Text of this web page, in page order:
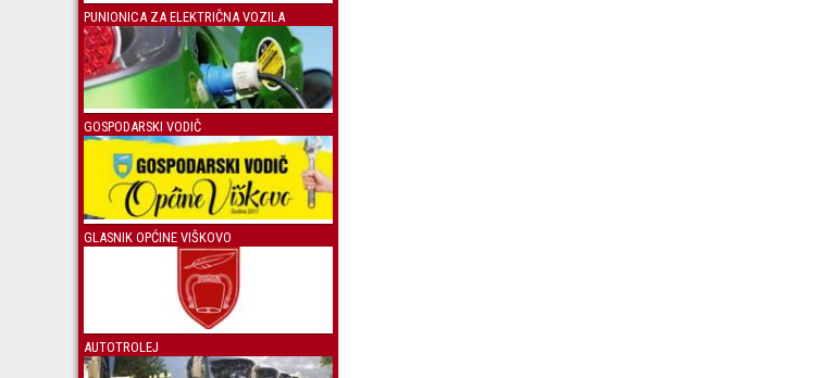
PUNIONICA ZA ELEKTRIČNA VOZILA
GOSPODARSKI VODIČ
GLASNIK OPĆINE VIŠKOVO
AUTOTROLEJ